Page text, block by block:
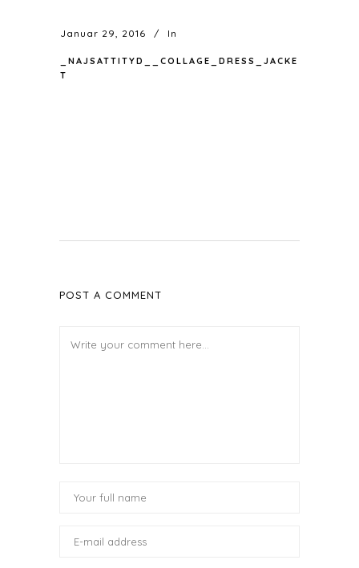
Januar 29, 2016 In
_NAJSATTITYD__COLLAGE_DRESS_JACKE
T
POST A COMMENT